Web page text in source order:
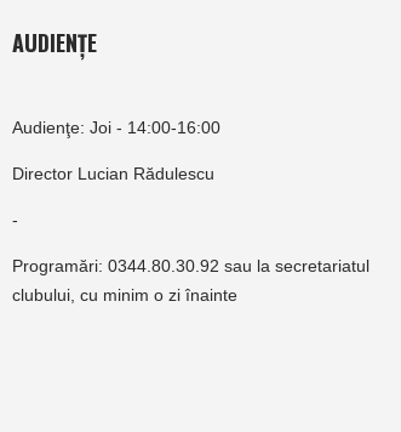
AUDIENȚE
Audienţe: Joi - 14:00-16:00
Director Lucian Rădulescu
-
Programări: 0344.80.30.92 sau la secretariatul
clubului, cu minim o zi înainte